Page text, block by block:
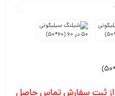
از ثبت سفارش تماس حاصل